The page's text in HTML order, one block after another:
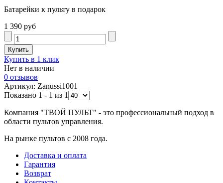
Батарейки к пульту в подарок
1 390 руб
Купить в 1 клик
Нет в наличии
0 отзывов
Артикул: Zanussi1001
Показано 1 - 1 из 1
Компания "ТВОЙ ПУЛЬТ" - это профессиональный подход в
области пультов управления.
На рынке пультов с 2008 года.
Доставка и оплата
Гарантия
Возврат